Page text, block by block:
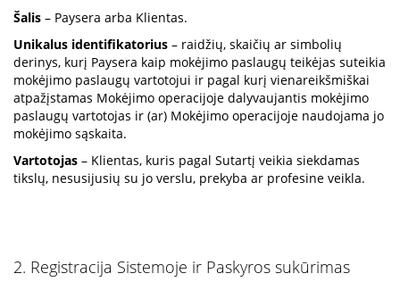
Šalis – Paysera arba Klientas.
Unikalus identifikatorius – raidžių, skaičių ar simbolių
derinys, kurį Paysera kaip mokėjimo paslaugų teikėjas suteikia
mokėjimo paslaugų vartotojui ir pagal kurį vienareikšmiškai
atpažįstamas Mokėjimo operacijoje dalyvaujantis mokėjimo
paslaugų vartotojas ir (ar) Mokėjimo operacijoje naudojama jo
mokėjimo sąskaita.
Vartotojas – Klientas, kuris pagal Sutartį veikia siekdamas
tikslų, nesusijusių su jo verslu, prekyba ar profesine veikla.
2. Registracija Sistemoje ir Paskyros sukūrimas